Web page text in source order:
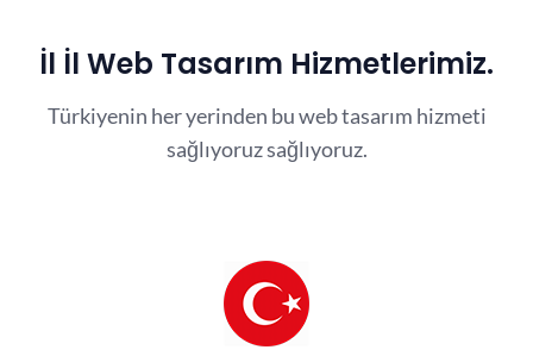
İl İl Web Tasarım Hizmetlerimiz.
Türkiyenin her yerinden bu web tasarım hizmeti
sağlıyoruz sağlıyoruz.